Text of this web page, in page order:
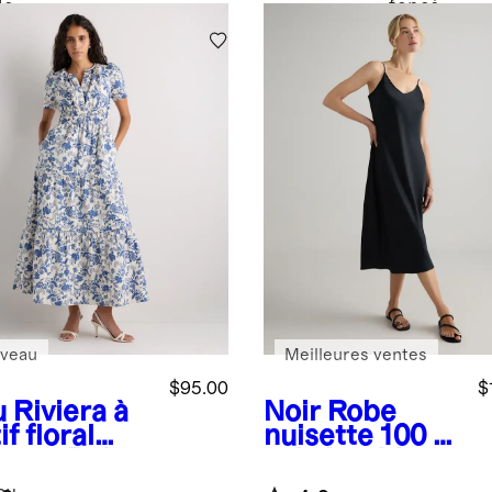
foncé
Riviera à
floral
étagée
$95.00
Noir Robe
nuisette 100 %
Meilleures ventes